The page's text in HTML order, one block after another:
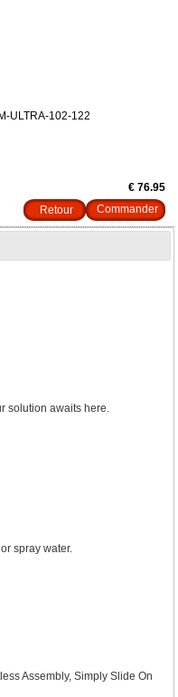
ULTRA-102-122
€ 76.95
Retour
solution awaits here.
spray water.
Assembly, Simply Slide On